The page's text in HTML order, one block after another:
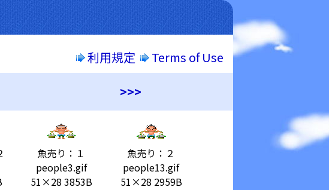
利用規定 Terms of Use
>>>
魚売り：１
people3.gif
51×28 3853B
魚売り：２
people13.gif
51×28 2959B